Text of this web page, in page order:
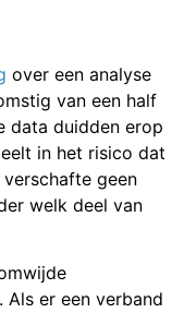
over een analyse
van een half
data duidden erop
in het risico dat
geen
welk deel van
er een verband